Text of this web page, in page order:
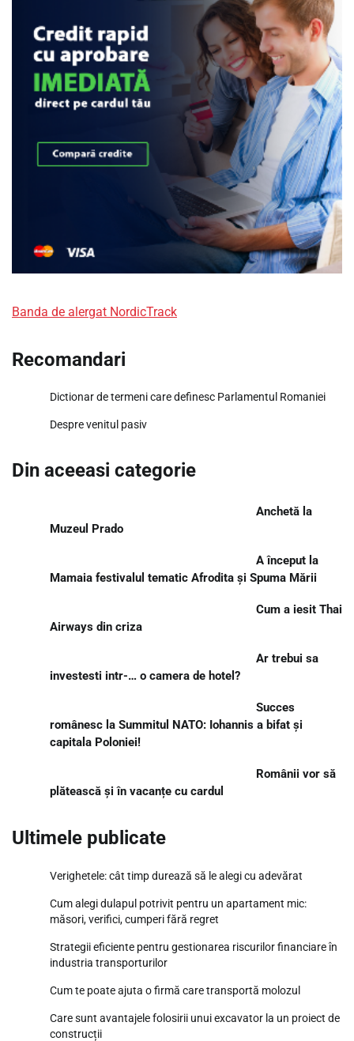
Banda de alergat NordicTrack
Recomandari
Dictionar de termeni care definesc Parlamentul Romaniei
Despre venitul pasiv
Din aceeasi categorie
Anchetă la
Muzeul Prado
A început la
Mamaia festivalul tematic Afrodita și Spuma Mării
Cum a iesit Thai
Airways din criza
Ar trebui sa
investesti intr-… o camera de hotel?
Succes
românesc la Summitul NATO: Iohannis a bifat și
capitala Poloniei!
Românii vor să
plătească și în vacanțe cu cardul
Ultimele publicate
Verighetele: cât timp durează să le alegi cu adevărat
Cum alegi dulapul potrivit pentru un apartament mic:
măsori, verifici, cumperi fără regret
Strategii eficiente pentru gestionarea riscurilor financiare în
industria transporturilor
Cum te poate ajuta o firmă care transportă molozul
Care sunt avantajele folosirii unui excavator la un proiect de
construcții